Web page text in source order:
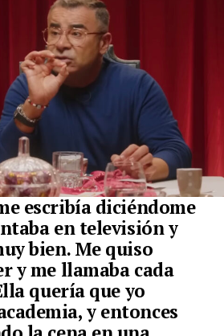
escribía diciéndome
en televisión y
bien. Me quiso
y me llamaba cada
quería que yo
y entonces